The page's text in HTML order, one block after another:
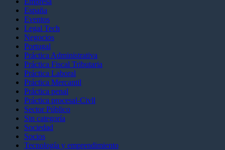
España
Eventos
Legal Tech
Negocios
Portugal
Práctica Administrativa
Práctica Fiscal Tributaria
Práctica Laboral
Práctica Mercantil
Práctica penal
Práctica procesal-Civll
Sector Público
Sin categoría
Sociedad
Socios
Tecnología y emprendimiento